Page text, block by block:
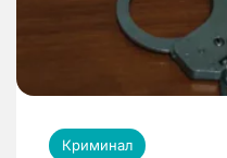
Криминал